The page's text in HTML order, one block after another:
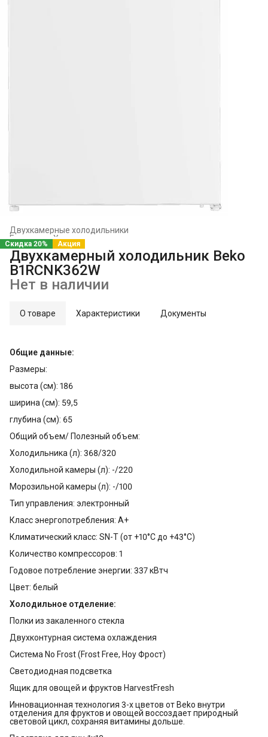
Двухкамерные холодильники
Холодильники и морозильники
Главная ›
Скидка 20% Акция
Двухкамерный холодильник Beko
B1RCNK362W
Нет в наличии
О товаре Характеристики Документы
Общие данные:
Размеры:
высота (см): 186
ширина (см): 59,5
глубина (см): 65
Общий объем/ Полезный объем:
Холодильника (л): 368/320
Холодильной камеры (л): -/220
Морозильной камеры (л): -/100
Тип управления: электронный
Класс энергопотребления: A+
Климатический класс: SN-T (от +10°С до +43°С)
Количество компрессоров: 1
Годовое потребление энергии: 337 кВтч
Цвет: белый
Холодильное отделение:
Полки из закаленного стекла
Двухконтурная система охлаждения
Система No Frost (Frost Free, Ноу Фрост)
Светодиодная подсветка
Ящик для овощей и фруктов HarvestFresh
Инновационная технология 3-х цветов от Beko внутри
отделения для фруктов и овощей воссоздает природный
световой цикл, сохраняя витамины дольше.